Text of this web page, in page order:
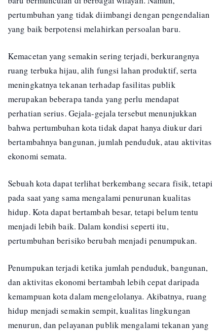
pertumbuhan yang tidak diimbangi dengan pengendalian
yang baik berpotensi melahirkan persoalan baru.
Kemacetan yang semakin sering terjadi, berkurangnya
ruang terbuka hijau, alih fungsi lahan produktif, serta
meningkatnya tekanan terhadap fasilitas publik
merupakan beberapa tanda yang perlu mendapat
perhatian serius. Gejala-gejala tersebut menunjukkan
bahwa pertumbuhan kota tidak dapat hanya diukur dari
bertambahnya bangunan, jumlah penduduk, atau aktivitas
ekonomi semata.
Sebuah kota dapat terlihat berkembang secara fisik, tetapi
pada saat yang sama mengalami penurunan kualitas
hidup. Kota dapat bertambah besar, tetapi belum tentu
menjadi lebih baik. Dalam kondisi seperti itu,
pertumbuhan berisiko berubah menjadi penumpukan.
Penumpukan terjadi ketika jumlah penduduk, bangunan,
dan aktivitas ekonomi bertambah lebih cepat daripada
kemampuan kota dalam mengelolanya. Akibatnya, ruang
hidup menjadi semakin sempit, kualitas lingkungan
menurun, dan pelayanan publik mengalami tekanan yang